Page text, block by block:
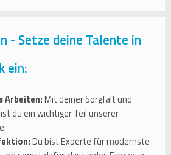
- Setze deine Talente in
ein:
Arbeiten:Mit deiner Sorgfalt und
du ein wichtiger Teil unserer
Du bist Experte für modernste